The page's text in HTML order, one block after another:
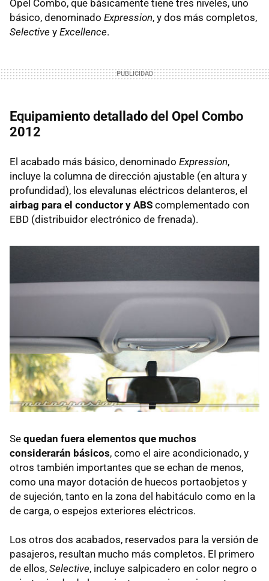
Opel Combo, que básicamente tiene tres niveles, uno
básico, denominado Expression, y dos más completos,
Selective y Excellence.
Equipamiento detallado del Opel Combo
2012
El acabado más básico, denominado Expression,
incluye la columna de dirección ajustable (en altura y
profundidad), los elevalunas eléctricos delanteros, el
airbag para el conductor y ABS complementado con
EBD (distribuidor electrónico de frenada).
Se quedan fuera elementos que muchos
considerarán básicos, como el aire acondicionado, y
otros también importantes que se echan de menos,
como una mayor dotación de huecos portaobjetos y
de sujeción, tanto en la zona del habitáculo como en la
de carga, o espejos exteriores eléctricos.
Los otros dos acabados, reservados para la versión de
pasajeros, resultan mucho más completos. El primero
de ellos, Selective, incluye salpicadero en color negro o